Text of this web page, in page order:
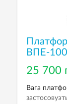
ВПЕ-
25 700
Вага